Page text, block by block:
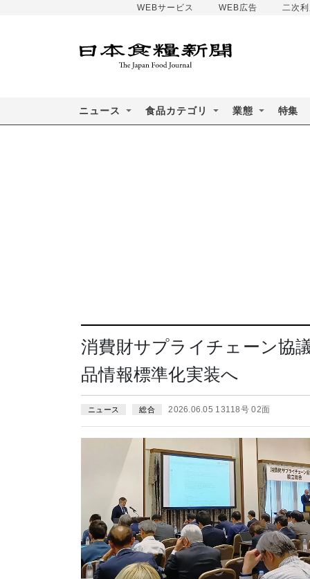
WEBサービス WEB広告 二次
ニュース 食品カテゴリ 業態 特集
消費財サプライチェーン
品情報標準化実装へ
ニュース 総合 2026.06.05 13118号 02面